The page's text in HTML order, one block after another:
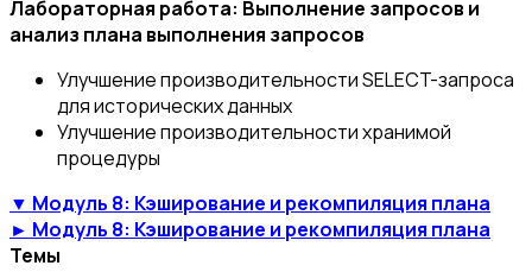
Лабораторная работа: Выполнение запросов и
анализ плана выполнения запросов
Улучшение производительности SELECT-запроса
для исторических данных
Улучшение производительности хранимой
процедуры
▼ Модуль 8: Кэширование и рекомпиляция плана
► Модуль 8: Кэширование и рекомпиляция плана
Темы